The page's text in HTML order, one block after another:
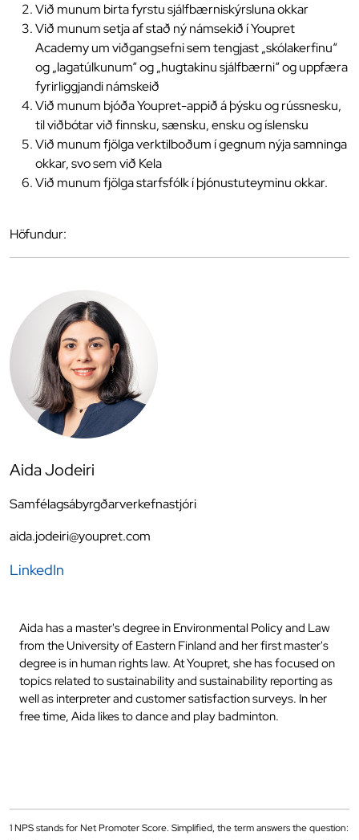
Við munum birta fyrstu sjálfbærniskýrsluna okkar
Við munum setja af stað ný námsekið í Youpret
Academy um viðgangsefni sem tengjast „skólakerfinu“
og „lagatúlkunum“ og „hugtakinu sjálfbærni“ og uppfæra
fyrirliggjandi námskeið
Við munum bjóða Youpret-appið á þýsku og rússnesku,
til viðbótar við finnsku, sænsku, ensku og íslensku
Við munum fjölga verktilboðum í gegnum nýja samninga
okkar, svo sem við Kela
Við munum fjölga starfsfólk í þjónustuteyminu okkar.
Höfundur:
Aida Jodeiri
Samfélagsábyrgðarverkefnastjóri
aida.jodeiri@youpret.com
LinkedIn
Aida has a master's degree in Environmental Policy and Law
from the University of Eastern Finland and her first master's
degree is in human rights law. At Youpret, she has focused on
topics related to sustainability and sustainability reporting as
well as interpreter and customer satisfaction surveys. In her
free time, Aida likes to dance and play badminton.
1 NPS stands for Net Promoter Score. Simplified, the term answers the question: